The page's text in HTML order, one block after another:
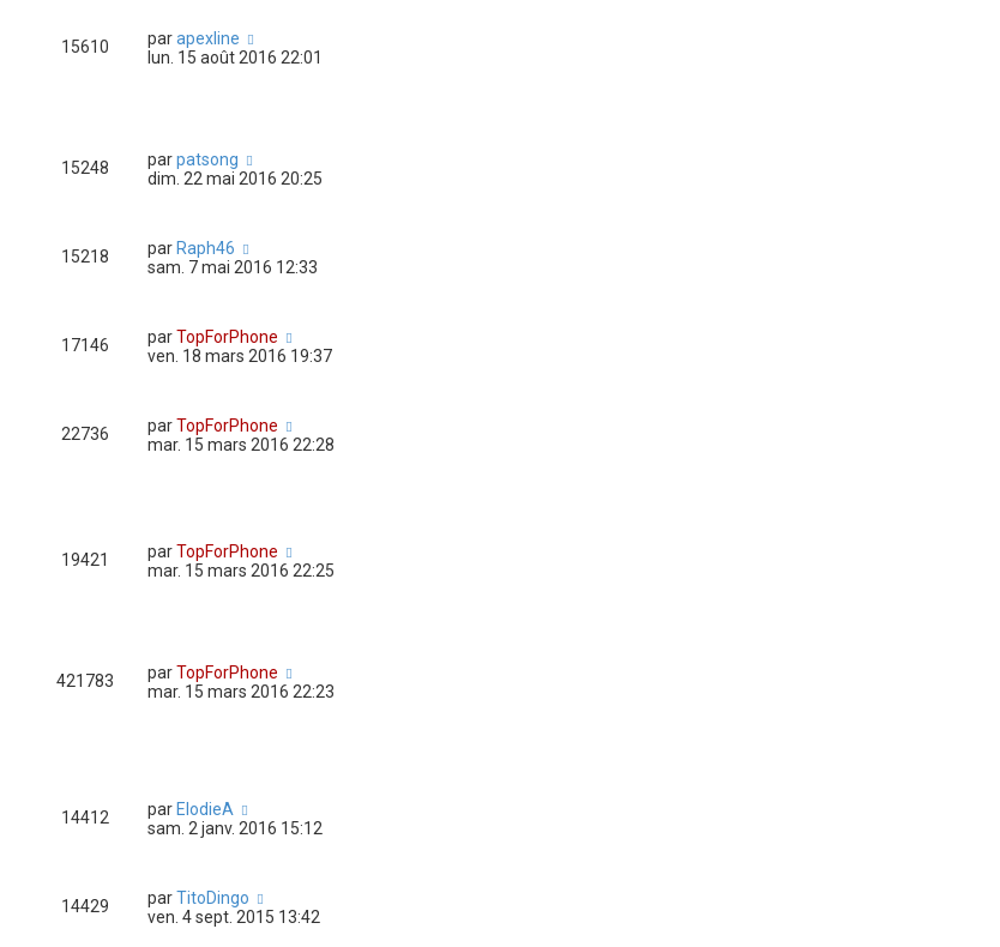
15610 parapexline
lun. 15 août 2016 22:01
15248 parpatsong
dim. 22 mai 2016 20:25
15218 par Raph46
sam. 7 mai 2016 12:33
17146 parTopForPhone
ven. 18 mars 2016 19:37
22736 parTopForPhone
mar. 15 mars 2016 22:28
19421 parTopForPhone
mar. 15 mars 2016 22:25
421783 parTopForPhone
mar. 15 mars 2016 22:23
14412 par ElodieA
sam. 2 janv. 2016 15:12
14429 parTitoDingo
ven. 4 sept. 2015 13:42